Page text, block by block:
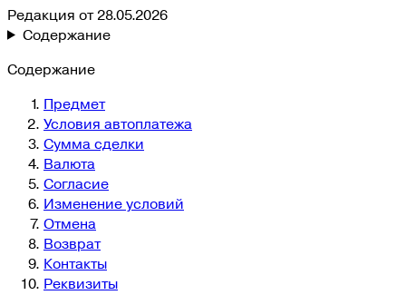
Редакция от28.05.2026
Содержание
Содержание
Предмет
Условия автоплатежа
Сумма сделки
Валюта
Согласие
Изменение условий
Отмена
Возврат
Контакты
Реквизиты